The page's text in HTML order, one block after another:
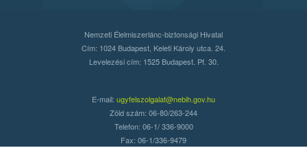
Nemzeti Élelmiszerlánc-biztonsági Hivatal
Cím: 1024 Budapest, Keleti Károly utca. 24.
Levelezési cím: 1525 Budapest. Pf. 30.
E-mail: ugyfelszolgalat@nebih.gov.hu
Zöld szám: 06-80/263-244
Telefon: 06-1/ 336-9000
Fax: 06-1/336-9479